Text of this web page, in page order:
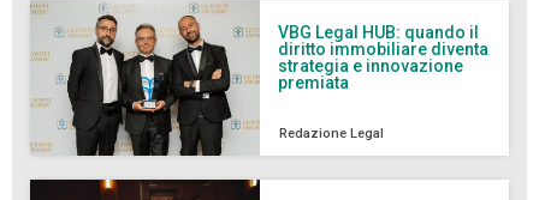
VBG Legal HUB: quando il
diritto immobiliare diventa
strategia e innovazione
premiata
Redazione Legal